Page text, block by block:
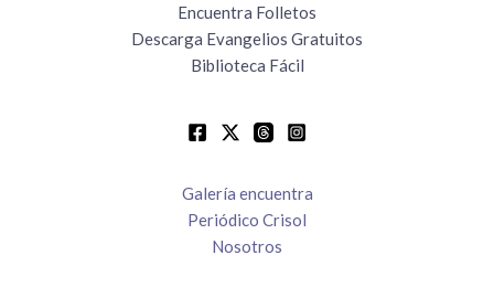
Encuentra Folletos
Descarga Evangelios Gratuitos
Biblioteca Fácil
Galería encuentra
Periódico Crisol
Nosotros